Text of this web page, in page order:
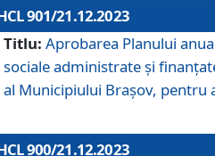
901/21.12.2023
Titlu: Aprobarea Planului
sociale administrate și
al Municipiului Brașov, pentru
900/21.12.2023